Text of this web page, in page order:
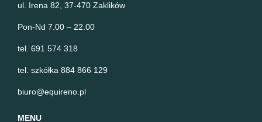
ul. Irena 82, 37-470 Zaklików
Pon-Nd 7.00 – 22.00
tel. 691 574 318
tel. szkółka 884 866 129
biuro@equireno.pl
MENU